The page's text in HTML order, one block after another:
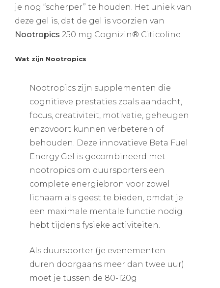
je nog “scherper” te houden. Het uniek van
deze gel is, dat de gel is voorzien van
Nootropics 250 mg Cognizin® Citicoline
Wat zijn Nootropics
Nootropics zijn supplementen die
cognitieve prestaties zoals aandacht,
focus, creativiteit, motivatie, geheugen
enzovoort kunnen verbeteren of
behouden. Deze innovatieve Beta Fuel
Energy Gel is gecombineerd met
nootropics om duursporters een
complete energiebron voor zowel
lichaam als geest te bieden, omdat je
een maximale mentale functie nodig
hebt tijdens fysieke activiteiten.
Als duursporter (je evenementen
duren doorgaans meer dan twee uur)
moet je tussen de 80-120g